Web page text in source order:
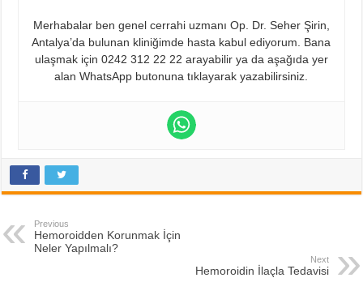
Merhabalar ben genel cerrahi uzmanı Op. Dr. Seher Şirin,
Antalya’da bulunan kliniğimde hasta kabul ediyorum. Bana
ulaşmak için 0242 312 22 22 arayabilir ya da aşağıda yer
alan WhatsApp butonuna tıklayarak yazabilirsiniz.
Previous
Hemoroidden Korunmak İçin
Neler Yapılmalı?
Next
Hemoroidin İlaçla Tedavisi